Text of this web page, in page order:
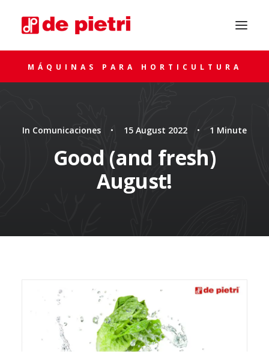
SOLICITA ASESORAMIENTO
MÁQUINAS PARA HORTICULTURA
In Comunicaciones • 15 August 2022 • 1 Minute
Good (and fresh)
August!